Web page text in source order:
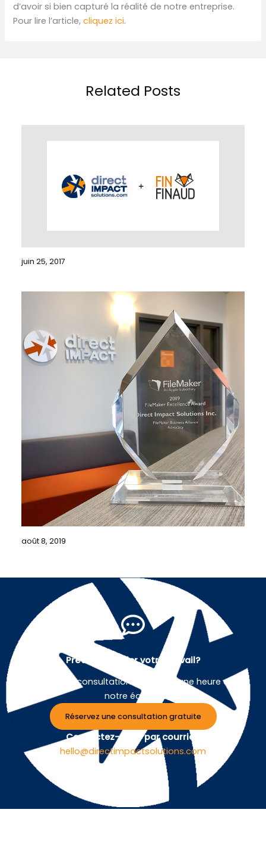
d’avoir si bien capturé la réalité de notre entreprise.
Pour lire l’article,cliquez ici.
Related Posts
juin 25, 2017
août 8, 2019
Prêt à simplifier votre travail?
Planifiez une consultation gratuite d'une heure avec
notre équipe.
Réservez une consultation gratuite
Contactez-nous par courriel :
hello@directimpactsolutions.com